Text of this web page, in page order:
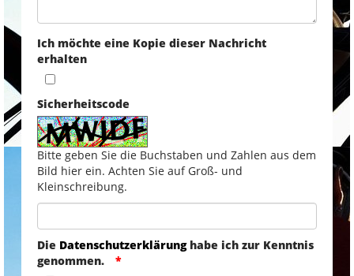
Ich möchte eine Kopie dieser Nachricht
erhalten
Sicherheitscode
Bitte geben Sie die Buchstaben und Zahlen aus dem
Bild hier ein. Achten Sie auf Groß- und
Kleinschreibung.
Die Datenschutzerklärunghabe ich zur Kenntnis
genommen.